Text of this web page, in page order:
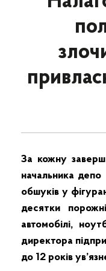
За кожну
начальника
обшуків у
десятки
автомобілі,
директора
до 12 років